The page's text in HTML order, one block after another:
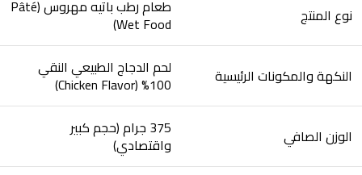
نوع المنتج طعام رطب باتيه مهروس (Pâté
Wet Food)
النكهة والمكونات الرئيسية لحم الدجاج الطبيعي النقي
100% (Chicken Flavor)
الوزن الصافي 375 جرام (حجم كبير
واقتصادي)